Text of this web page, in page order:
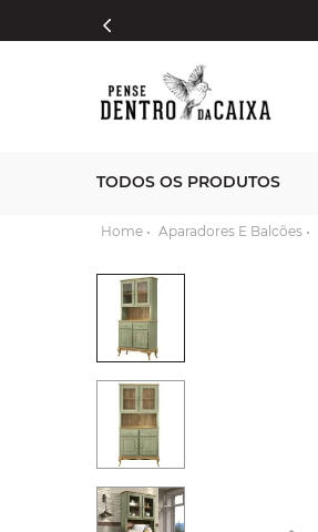
TODOS OS PRODUTOS
Aparadores E Balcões